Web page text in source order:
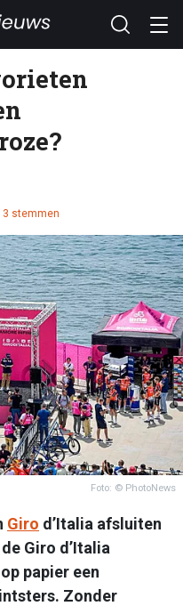
3 stemmen
Foto: © PhotoNews
Giro d’Italia afsluiten
Giro d’Italia
papier een
Zonder